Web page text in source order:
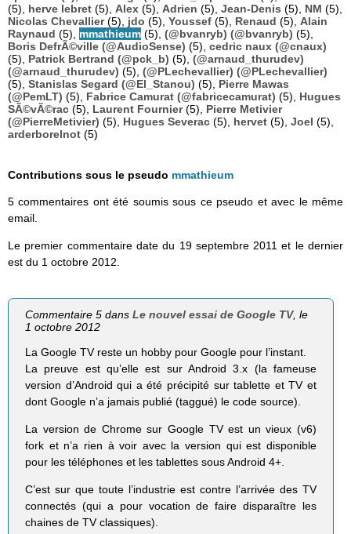
(5), herve lebret (5), Alex (5), Adrien (5), Jean-Denis (5), NM (5),
Nicolas Chevallier(5), jdo (5), Youssef (5), Renaud (5), Alain
Raynaud (5), mmathieum (5), (@bvanryb) (@bvanryb) (5),
Boris DefrÃ©ville (@AudioSense) (5), cedric naux (@cnaux)
(5), Patrick Bertrand (@pck_b) (5), (@arnaud_thurudev)
(@arnaud_thurudev) (5), (@PLechevallier) (@PLechevallier)
(5), Stanislas Segard (@El_Stanou) (5), Pierre Mawas
(@PemLT) (5), Fabrice Camurat (@fabricecamurat) (5), Hugues
SÃ©vÃ©rac (5), Laurent Fournier(5), Pierre Metivier
(@PierreMetivier) (5), Hugues Severac (5), hervet (5), Joel (5),
arderborelnot (5)
Contributions sous le pseudo mmathieum
5 commentaires ont été soumis sous ce pseudo et avec le même
email.
Le premier commentaire date du 19 septembre 2011 et le dernier
est du 1 octobre 2012.
Commentaire 5 dansLe nouvel essai de Google TV, le
1 octobre 2012
La Google TV reste un hobby pour Google pour l’instant.
La preuve est qu’elle est sur Android 3.x (la fameuse
version d’Android qui a été précipité sur tablette et TV et
dont Google n’a jamais publié (taggué) le code source).
La version de Chrome sur Google TV est un vieux (v6)
fork et n’a rien à voir avec la version qui est disponible
pour les téléphones et les tablettes sous Android 4+.
C’est sur que toute l’industrie est contre l’arrivée des TV
connectés (qui a pour vocation de faire disparaître les
chaines de TV classiques).